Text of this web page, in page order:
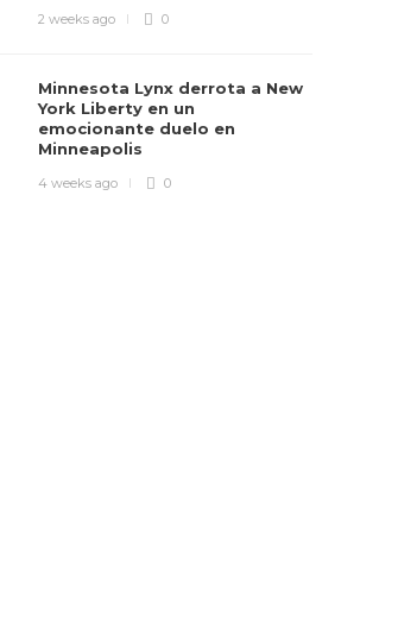
2 weeks ago 0
Minnesota Lynx derrota a New
York Liberty en un
emocionante duelo en
Minneapolis
4 weeks ago 0